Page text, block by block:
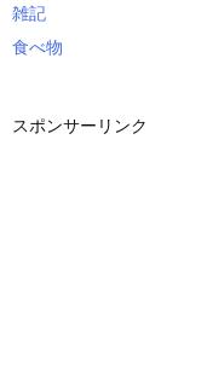
雑記
食べ物
スポンサーリンク